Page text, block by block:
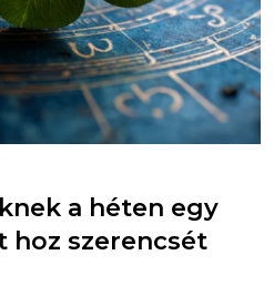
a héten egy
szerencsét